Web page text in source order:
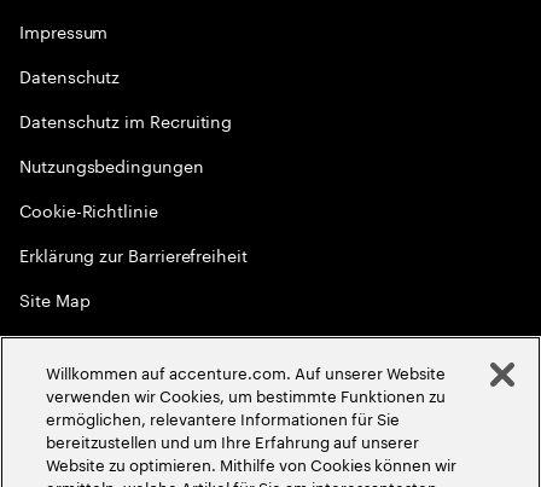
Impressum
Datenschutz
Datenschutz im Recruiting
Nutzungsbedingungen
Cookie-Richtlinie
Erklärung zur Barrierefreiheit
Site Map
Globale Meritokratie
2026Accenture. Alle Rechte vorbehalten
Willkommen auf accenture.com. Auf unserer Website
verwenden wir Cookies, um bestimmte Funktionen zu
ermöglichen, relevantere Informationen für Sie
bereitzustellen und um Ihre Erfahrung auf unserer
Website zu optimieren. Mithilfe von Cookies können wir